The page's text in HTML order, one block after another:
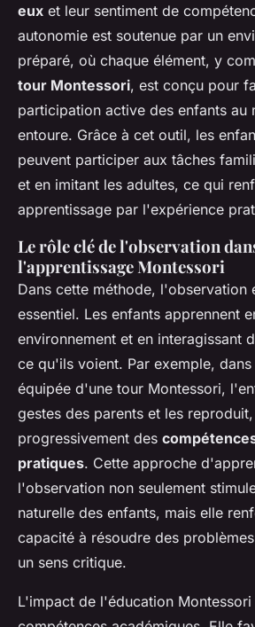
eux et leur sentiment de
autonomie est soutenue par un
préparé, où chaque élément, y
tour Montessori, est conçu pour
participation active des enfants au
entoure. Grâce à cet outil, les
peuvent participer aux tâches
et en imitant les adultes, ce qui
apprentissage par l'expérience
Le rôle clé de l'observation
l'apprentissage Montessori
Dans cette méthode, l'observation
essentiel. Les enfants apprennent
environnement et en interagissant
ce qu'ils voient. Par exemple, dans
équipée d'une tour Montessori,
gestes des parents et les
progressivement des
pratiques. Cette approche
l'observation non seulement
naturelle des enfants, mais elle
capacité à résoudre des
un sens critique.
L'impact de l'éducation